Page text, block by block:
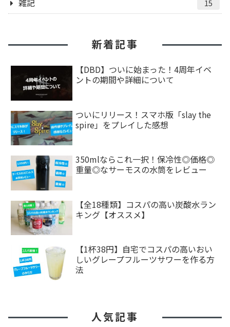
雑記 15
新着記事
【DBD】ついに始まった！4周年イベ
ントの期間や詳細について
ついにリリース！スマホ版「slay the
spire」をプレイした感想
350mlならこれ一択！保冷性◎価格◎
重量◎なサーモスの水筒をレビュー
【全18種類】コスパの高い炭酸水ラン
キング【オススメ】
【1杯38円】自宅でコスパの高いおい
しいグレープフルーツサワーを作る方
法
人気記事